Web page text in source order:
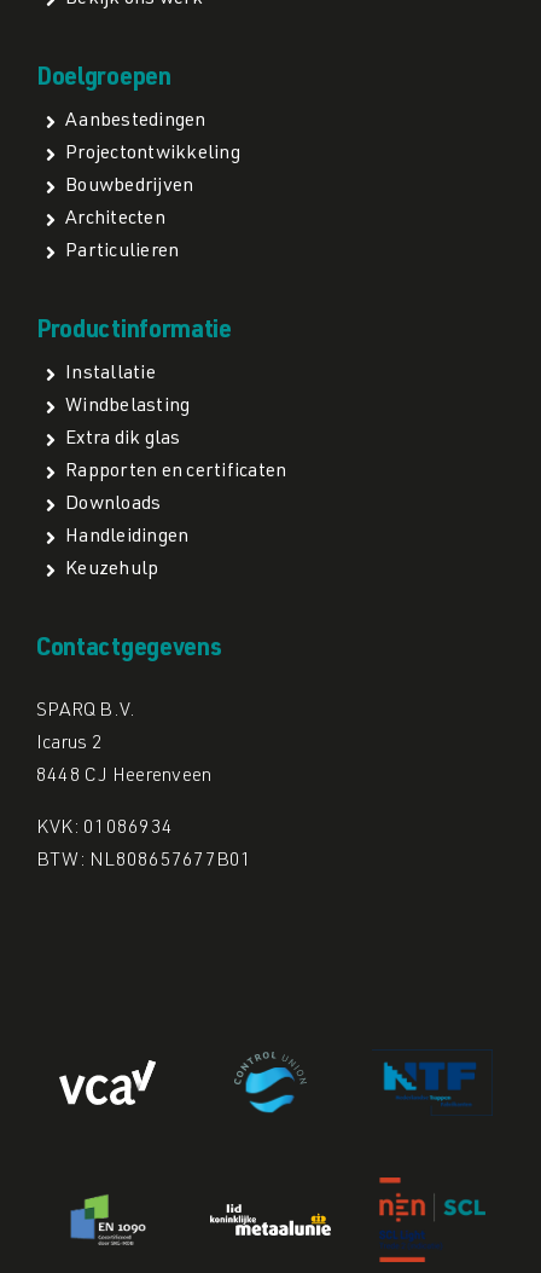
Doelgroepen
Aanbestedingen
Projectontwikkeling
Bouwbedrijven
Architecten
Particulieren
Productinformatie
Installatie
Windbelasting
Extra dik glas
Rapporten en certificaten
Downloads
Handleidingen
Keuzehulp
Contactgegevens
SPARQ B.V.
Icarus 2
8448 CJ Heerenveen
KVK: 01086934
BTW: NL808657677B01